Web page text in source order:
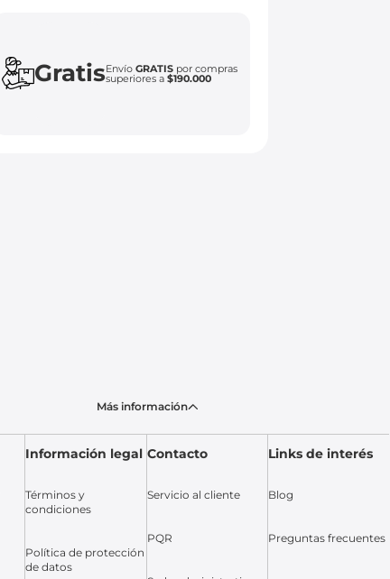
GratisEnvío GRATISpor compras
superiores a $190.000
Más información
Información legal
Términos y
condiciones
Política de protección
de datos
Contacto
Servicio al cliente
PQR
Links de interés
Blog
Preguntas frecuentes